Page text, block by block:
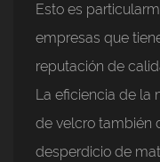
Esto es
empresas que
reputación de
La eficiencia de la
de velcro también
desperdicio de